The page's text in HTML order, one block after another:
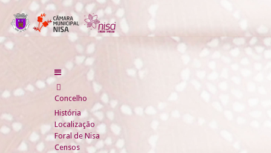
Concelho
História
Localização
Foral de Nisa
Censos